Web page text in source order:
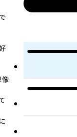
像